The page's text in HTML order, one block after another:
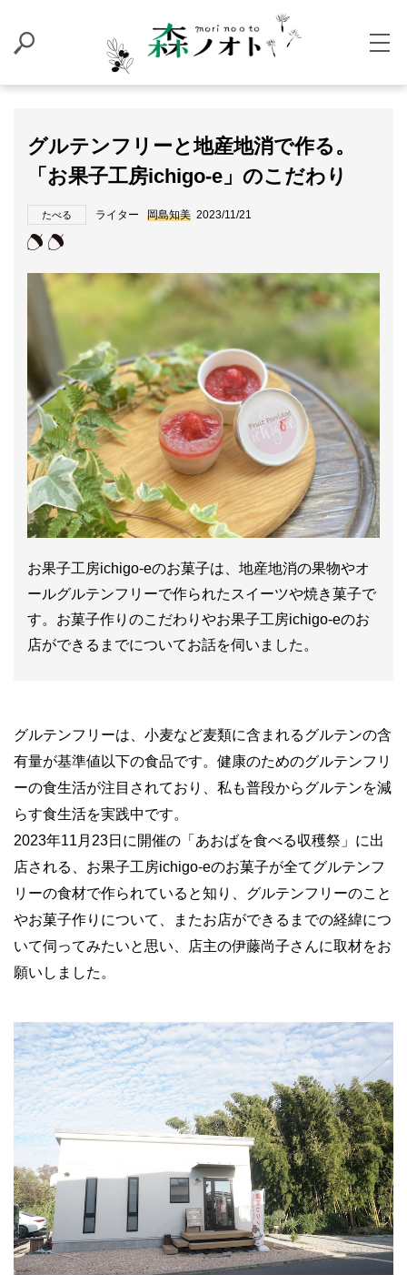
グルテンフリーと地産地消で作る。
「お果子工房ichigo-e」のこだわり
たべる ライター 岡島知美 2023/11/21
お果子工房ichigo-eのお菓子は、地産地消の果物やオ
ールグルテンフリーで作られたスイーツや焼き菓子で
す。お菓子作りのこだわりやお果子工房ichigo-eのお
店ができるまでについてお話を伺いました。
グルテンフリーは、小麦など麦類に含まれるグルテンの含
有量が基準値以下の食品です。健康のためのグルテンフリ
ーの食生活が注目されており、私も普段からグルテンを減
らす食生活を実践中です。
2023年11月23日に開催の「あおばを食べる収穫祭」に出
店される、お果子工房ichigo-eのお菓子が全てグルテンフ
リーの食材で作られていると知り、グルテンフリーのこと
やお菓子作りについて、またお店ができるまでの経緯につ
いて伺ってみたいと思い、店主の伊藤尚子さんに取材をお
願いしました。